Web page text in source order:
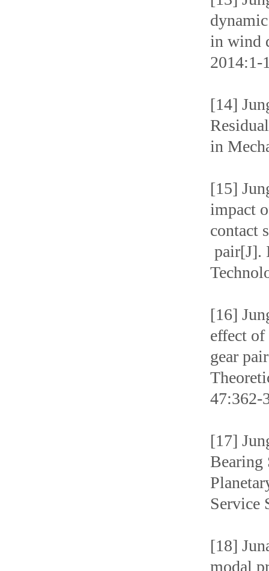
in wind
2014:1-
[14]
in
[15]
impact
contact
pair[J].
[16]
effect
gear
47:362-
[17]
Bearing
Service
[18]
modal